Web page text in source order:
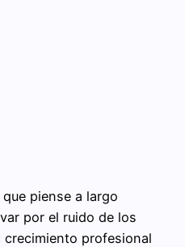
piense a largo
por el ruido de los
profesional